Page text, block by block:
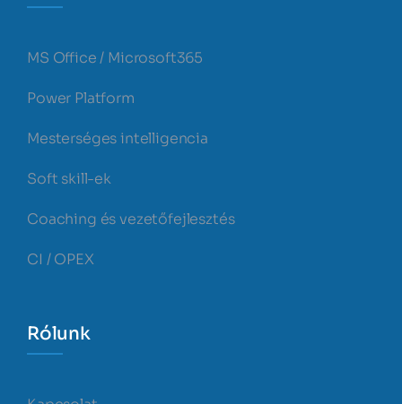
MS Office / Microsoft365
Power Platform
Mesterséges intelligencia
Soft skill-ek
Coaching és vezetőfejlesztés
CI / OPEX
Rólunk